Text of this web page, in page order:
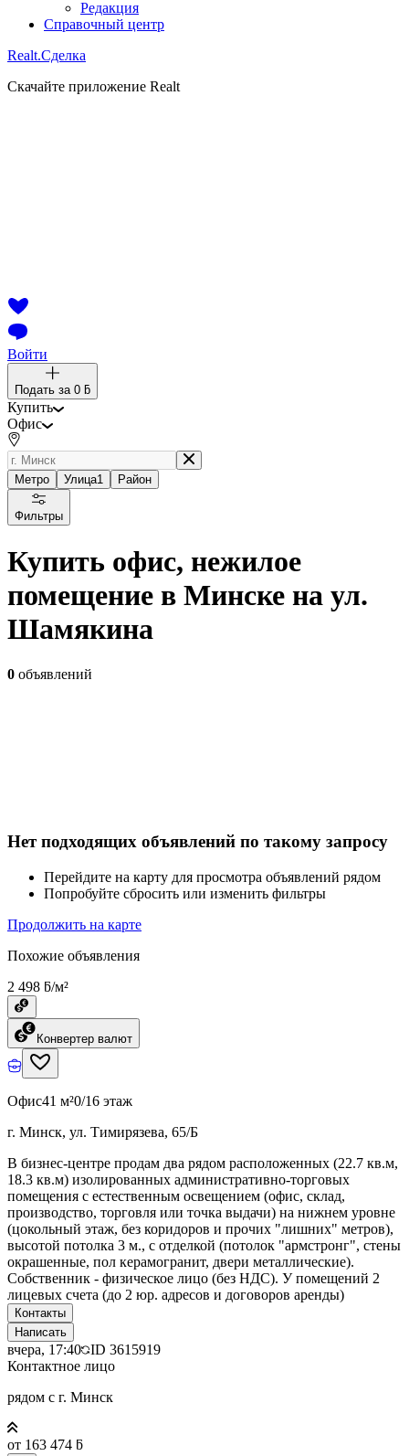
Редакция
Справочный центр
Realt.Сделка
Скачайте приложение Realt
Войти
Подать за 0 ƃ
Купить
Офис
Метро Улица1 Район
Фильтры
Купить офис, нежилое
помещение в Минске на ул.
Шамякина
0 объявлений
Нет подходящих объявлений по такому запросу
Перейдите на карту для просмотра объявлений рядом
Попробуйте сбросить или изменить фильтры
Продолжить на карте
Похожие объявления
2 498 ƃ/м²
Конвертер валют
Офис41 м²0/16 этаж
г. Минск, ул. Тимирязева, 65/Б
В бизнес-центре продам два рядом расположенных (22.7 кв.м,
18.3 кв.м) изолированных административно-торговых
помещения с естественным освещением (офис, склад,
производство, торговля или точка выдачи) на нижнем уровне
(цокольный этаж, без коридоров и прочих "лишних" метров),
высотой потолка 3 м., с отделкой (потолок "армстронг", стены
окрашенные, пол керамогранит, двери металлические).
Собственник - физическое лицо (без НДС). У помещений 2
лицевых счета (до 2 юр. адресов и договоров аренды)
Контакты
Написать
вчера, 17:40 ID 3615919
Контактное лицо
рядом с г. Минск
от 163 474 ƃ